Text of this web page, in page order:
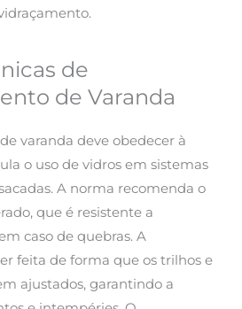
de
de Varanda
varanda deve obedecer à
o uso de vidros em sistemas
A norma recomenda o
que é resistente a
caso de quebras. A
feita de forma que os trilhos e
ajustados, garantindo a